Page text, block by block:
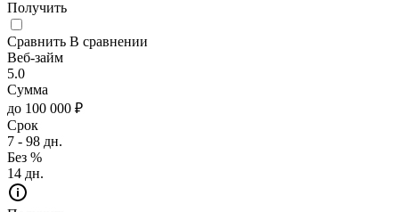
Получить
Сравнить В сравнении
Веб-займ
5.0
Сумма
до 100 000 ₽
Срок
7 - 98 дн.
Без %
14 дн.